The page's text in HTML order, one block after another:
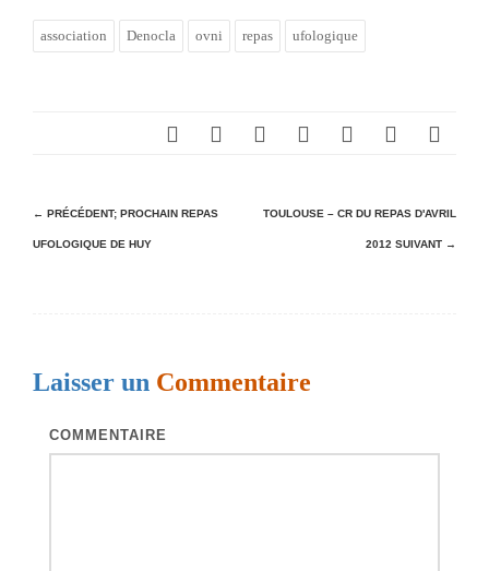
association Denocla ovni repas ufologique
N
a
a
← PRÉCÉDENT; PROCHAIN REPAS
UFOLOGIQUE DE HUY
TOULOUSE – CR DU REPAS D'AVRIL
2012 SUIVANT →
Laisser un Commentaire
COMMENTAIRE